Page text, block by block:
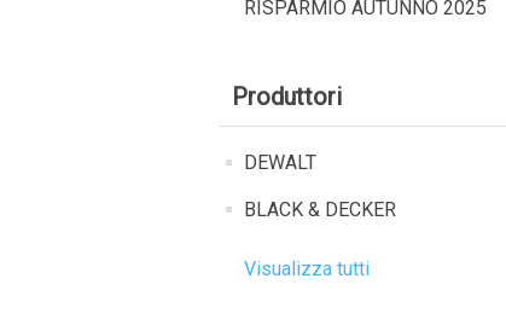
RISPARMIO AUTUNNO 2025
Produttori
DEWALT
BLACK & DECKER
Visualizza tutti